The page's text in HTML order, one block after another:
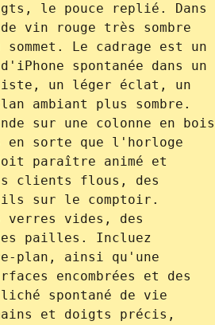
le pouce replié. Dans
vin rouge très sombre
Le cadrage est un
spontanée dans un
un léger éclat, un
ambiant plus sombre.
sur une colonne en bois
en sorte que l'horloge
paraître animé et
clients flous, des
sur le comptoir.
verres vides, des
pailles. Incluez
plan, ainsi qu'une
encombrées et des
spontané de vie
et doigts précis,